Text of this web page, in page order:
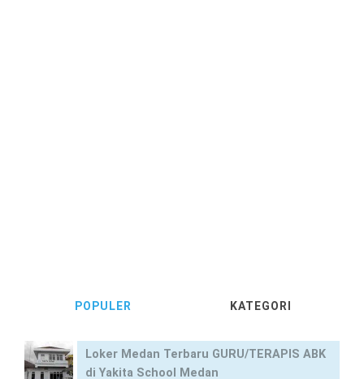
POPULER KATEGORI
Loker Medan Terbaru GURU/TERAPIS ABK
di Yakita School Medan